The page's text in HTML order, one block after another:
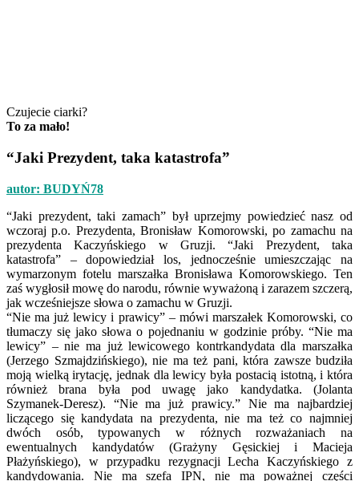
Czujecie ciarki?
To za mało!
“Jaki Prezydent, taka katastrofa”
autor: BUDYŃ78
“Jaki prezydent, taki zamach” był uprzejmy powiedzieć nasz od
wczoraj p.o. Prezydenta, Bronisław Komorowski, po zamachu na
prezydenta Kaczyńskiego w Gruzji. “Jaki Prezydent, taka
katastrofa” – dopowiedział los, jednocześnie umieszczając na
wymarzonym fotelu marszałka Bronisława Komorowskiego. Ten
zaś wygłosił mowę do narodu, równie wyważoną i zarazem szczerą,
jak wcześniejsze słowa o zamachu w Gruzji.
“Nie ma już lewicy i prawicy” – mówi marszałek Komorowski, co
tłumaczy się jako słowa o pojednaniu w godzinie próby. “Nie ma
lewicy” – nie ma już lewicowego kontrkandydata dla marszałka
(Jerzego Szmajdzińskiego), nie ma też pani, która zawsze budziła
moją wielką irytację, jednak dla lewicy była postacią istotną, i która
również brana była pod uwagę jako kandydatka. (Jolanta
Szymanek-Deresz). “Nie ma już prawicy.” Nie ma najbardziej
liczącego się kandydata na prezydenta, nie ma też co najmniej
dwóch osób, typowanych w różnych rozważaniach na
ewentualnych kandydatów (Grażyny Gęsickiej i Macieja
Płażyńskiego), w przypadku rezygnacji Lecha Kaczyńskiego z
kandydowania. Nie ma szefa IPN, nie ma poważnej części